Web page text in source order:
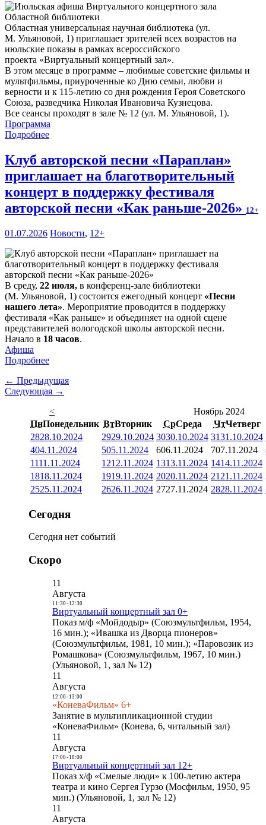
Областная универсальная научная библиотека (ул.
М. Ульяновой, 1) приглашает зрителей всех возрастов на
июльские показы в рамках всероссийского
проекта «Виртуальный концертный зал».
В этом месяце в программе – любимые советские фильмы и
мультфильмы, приуроченные ко Дню семьи, любви и
верности и к 115-летию со дня рождения Героя Советского
Союза, разведчика Николая Ивановича Кузнецова.
Все сеансы проходят в зале № 12 (ул. М. Ульяновой, 1).
Программа
Подробнее
Клуб авторской песни «Параплан»
приглашает на благотворительный
концерт в поддержку фестиваля
авторской песни «Как раньше-2026» 12+
01.07.2026 Новости, 12+
В среду, 22 июля, в конференц-зале библиотеки
(М. Ульяновой, 1) состоится ежегодный концерт «Песни
нашего лета». Мероприятие проводится в поддержку
фестиваля «Как раньше» и объединяет на одной сцене
представителей вологодской школы авторской песни.
Начало в 18 часов.
Афиша
Подробнее
← Предыдущая
Следующая →
<
Ноябрь 2024
ПнПонедельник ВтВторник СрСреда ЧтЧетверг
2828.10.2024 2929.10.2024 3030.10.2024 3131.10.2024
404.11.2024 505.11.2024 606.11.2024 707.11.2024
1111.11.2024 1212.11.2024 1313.11.2024 1414.11.2024
1818.11.2024 1919.11.2024 2020.11.2024 21 21.11.2024
2525.11.2024 2626.11.2024 2727.11.2024 2828.11.2024
Сегодня
Сегодня нет событий
Скоро
11
Августа
11:30- 12:30
Виртуальный концертный зал 0+
Показ м/ф «Мойдодыр» (Союзмультфильм, 1954,
16 мин.); «Ивашка из Дворца пионеров»
(Союзмультфильм, 1981, 10 мин.); «Паровозик из
Ромашкова» (Союзмультфильм, 1967, 10 мин.)
(Ульяновой, 1, зал № 12)
11
Августа
12:00- 13:00
«КоневаФильм» 6+
Занятие в мультипликационной студии
«КоневаФильм» (Конева, 6, читальный зал)
11
Августа
17:00- 18:00
Виртуальный концертный зал 12+
Показ х/ф «Смелые люди» к 100-летию актера
театра и кино Сергея Гурзо (Мосфильм, 1950, 95
мин.) (Ульяновой, 1, зал № 12)
11
Августа